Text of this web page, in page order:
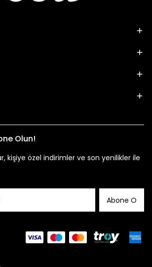
Olun!
kişiye özel indirimler ve son yenilikler ile
Abone O